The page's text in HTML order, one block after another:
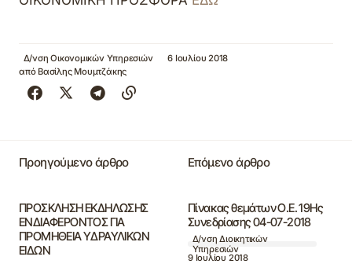
Δ/νση Οικονομικών Υπηρεσιών
6 Ιουλίου 2018
από Βασίλης Μουμτζάκης
Προηγούμενο άρθρο
ΠΡΟΣΚΛΗΣΗ ΕΚΔΗΛΩΣΗΣ
ΕΝΔΙΑΦΕΡΟΝΤΟΣ ΓΙΑ
ΠΡΟΜΗΘΕΙΑ ΥΔΡΑΥΛΙΚΩΝ
ΕΙΔΩΝ
Επόμενο άρθρο
Πίνακας θεμάτων Ο.Ε. 19Ης
Συνεδρίασης 04-07-2018
Δ/νση Διοικητικών
Υπηρεσιών
9 Ιουλίου 2018